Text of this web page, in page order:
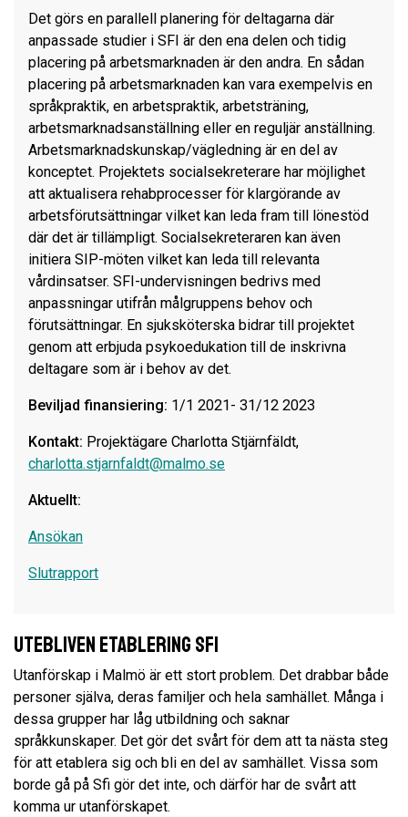
Det görs en parallell planering för deltagarna där
anpassade studier i SFI är den ena delen och tidig
placering på arbetsmarknaden är den andra. En sådan
placering på arbetsmarknaden kan vara exempelvis en
språkpraktik, en arbetspraktik, arbetsträning,
arbetsmarknadsanställning eller en reguljär anställning.
Arbetsmarknadskunskap/vägledning är en del av
konceptet. Projektets socialsekreterare har möjlighet
att aktualisera rehabprocesser för klargörande av
arbetsförutsättningar vilket kan leda fram till lönestöd
där det är tillämpligt. Socialsekreteraren kan även
initiera SIP-möten vilket kan leda till relevanta
vårdinsatser. SFI-undervisningen bedrivs med
anpassningar utifrån målgruppens behov och
förutsättningar. En sjuksköterska bidrar till projektet
genom att erbjuda psykoedukation till de inskrivna
deltagare som är i behov av det.
Beviljad finansiering: 1/1 2021- 31/12 2023
Kontakt: Projektägare Charlotta Stjärnfäldt,
charlotta.stjarnfaldt@malmo.se
Aktuellt:
Ansökan
Slutrapport
Utebliven etablering SFI
Utanförskap i Malmö är ett stort problem. Det drabbar både
personer själva, deras familjer och hela samhället. Många i
dessa grupper har låg utbildning och saknar
språkkunskaper. Det gör det svårt för dem att ta nästa steg
för att etablera sig och bli en del av samhället. Vissa som
borde gå på Sfi gör det inte, och därför har de svårt att
komma ur utanförskapet.